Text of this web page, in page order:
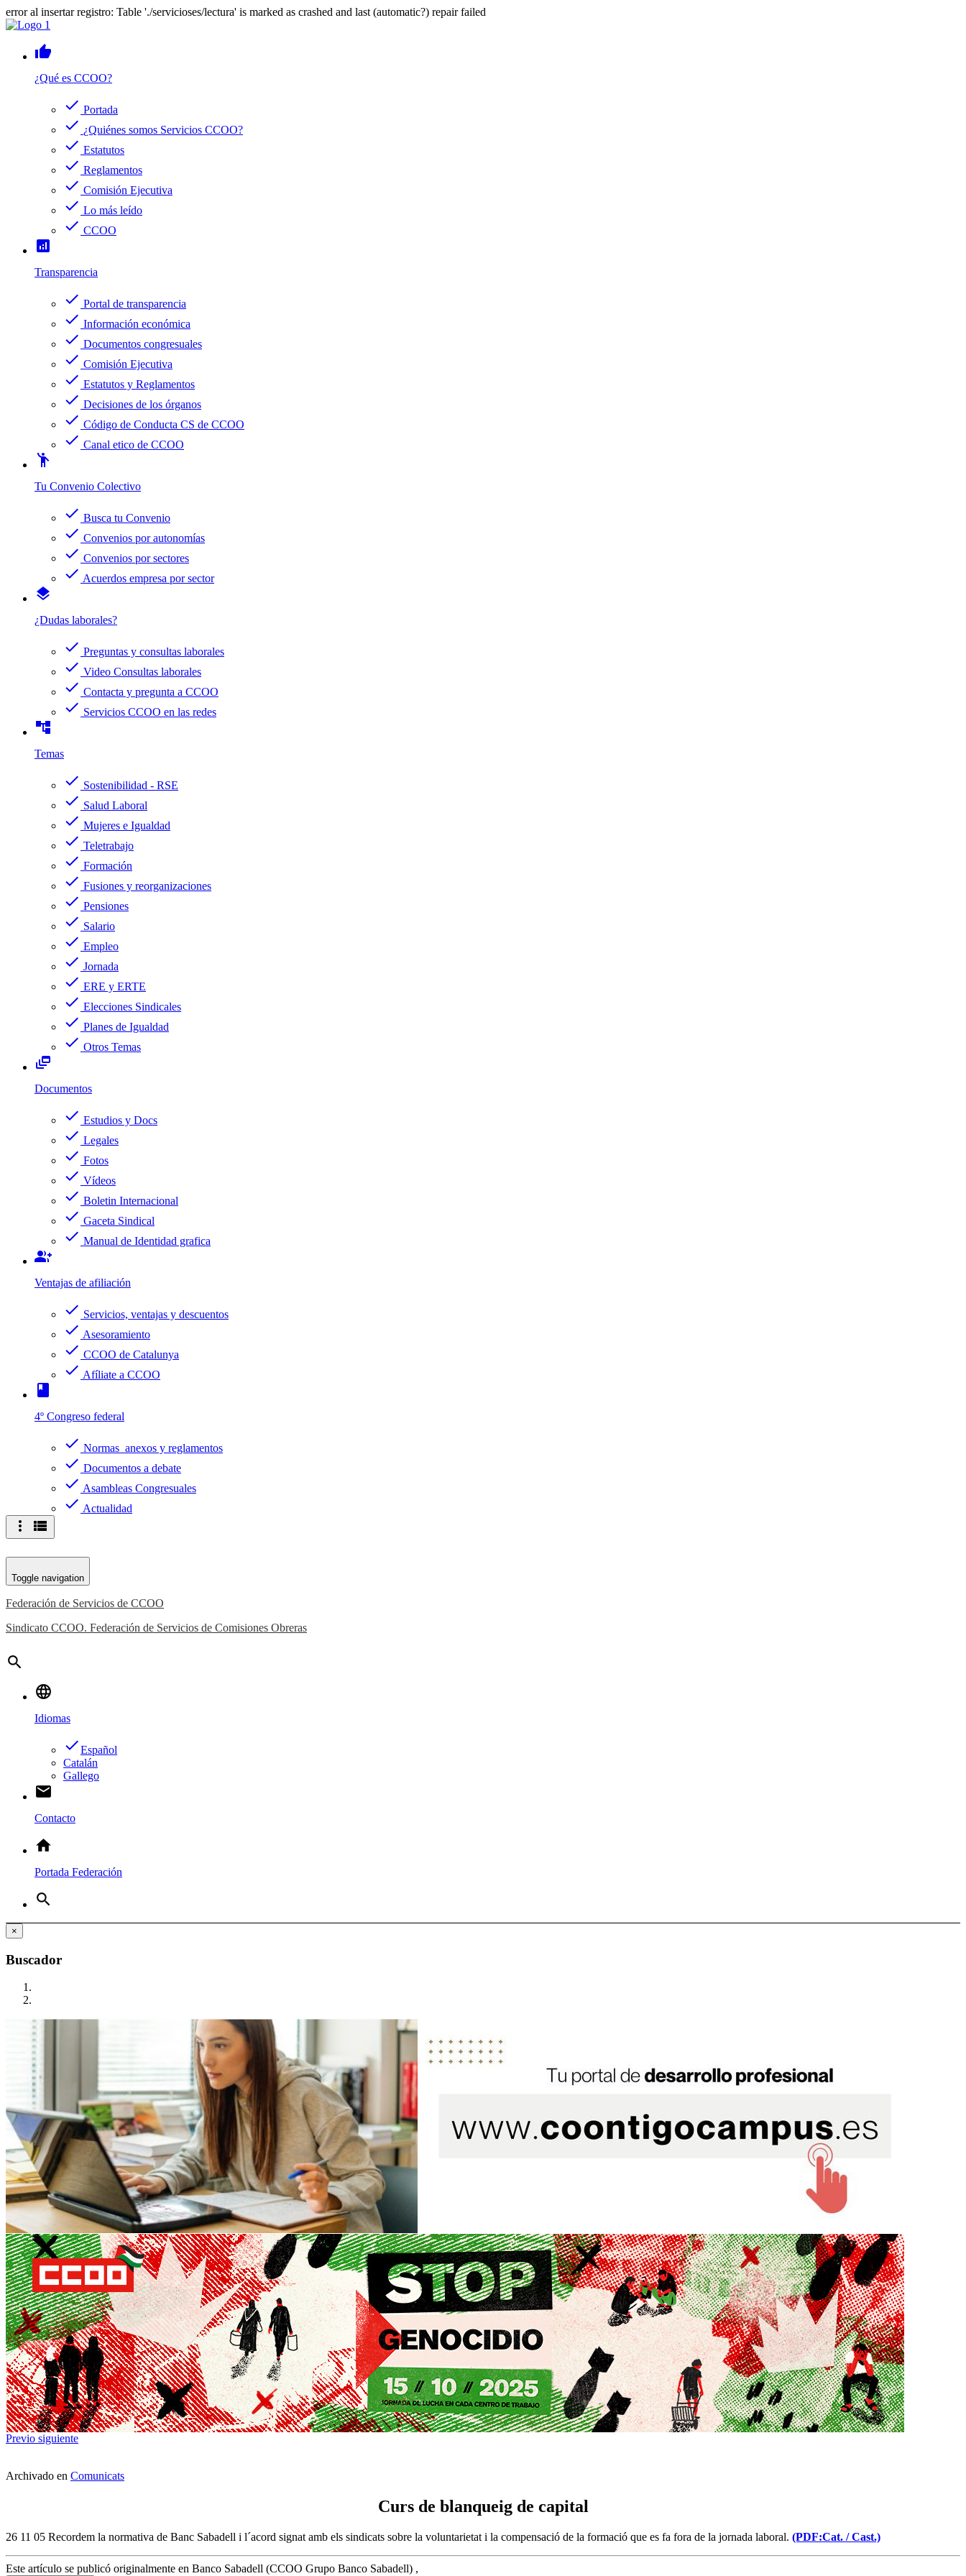
error al insertar registro: Table './servicioses/lectura' is marked as crashed and last (automatic?) repair failed
thumb_up
¿Qué es CCOO?
check Portada
check ¿Quiénes somos Servicios CCOO?
check Estatutos
check Reglamentos
check Comisión Ejecutiva
check Lo más leído
check CCOO
analytics
Transparencia
check Portal de transparencia
check Información económica
check Documentos congresuales
check Comisión Ejecutiva
check Estatutos y Reglamentos
check Decisiones de los órganos
check Código de Conducta CS de CCOO
check Canal etico de CCOO
emoji_people
Tu Convenio Colectivo
check Busca tu Convenio
check Convenios por autonomías
check Convenios por sectores
check Acuerdos empresa por sector
layers
¿Dudas laborales?
check Preguntas y consultas laborales
check Video Consultas laborales
check Contacta y pregunta a CCOO
check Servicios CCOO en las redes
account_tree
Temas
check Sostenibilidad - RSE
check Salud Laboral
check Mujeres e Igualdad
check Teletrabajo
check Formación
check Fusiones y reorganizaciones
check Pensiones
check Salario
check Empleo
check Jornada
check ERE y ERTE
check Elecciones Sindicales
check Planes de Igualdad
check Otros Temas
dynamic_feed
Documentos
check Estudios y Docs
check Legales
check Fotos
check Vídeos
check Boletin Internacional
check Gaceta Sindical
check Manual de Identidad grafica
group_add
Ventajas de afiliación
check Servicios, ventajas y descuentos
check Asesoramiento
check CCOO de Catalunya
check Afíliate a CCOO
book
4º Congreso federal
check Normas anexos y reglamentos
check Documentos a debate
check Asambleas Congresuales
check Actualidad
more_vert view_list
Toggle navigation
Federación de Servicios de CCOO
Sindicato CCOO. Federación de Servicios de Comisiones Obreras
search
language
Idiomas
doneEspañol
Catalán
Gallego
email
Contacto
home
Portada Federación
search
×
Buscador
Previo siguiente
Archivado en Comunicats
Curs de blanqueig de capital
26 11 05 Recordem la normativa de Banc Sabadell i l´acord signat amb els sindicats sobre la voluntarietat i la compensació de la formació que es fa fora de la jornada laboral. (PDF:Cat. /Cast.)
Este artículo se publicó originalmente en Banco Sabadell (CCOO Grupo Banco Sabadell) ,